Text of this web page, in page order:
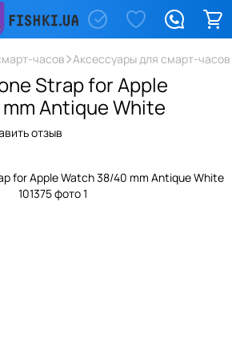
часов Аксессуары для смарт-
Strap for Apple
Antique White
отзыв